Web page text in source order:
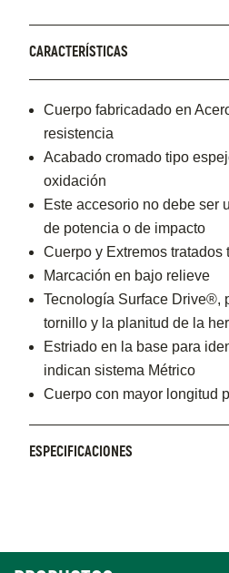
CARACTERÍSTICAS
Cuerpo fabricadado en
resistencia
Acabado cromado tipo
oxidación
Este accesorio no debe ser
de potencia o de impacto
Cuerpo y Extremos tratados
Marcación en bajo relieve
Tecnología Surface Drive®,
tornillo y la planitud de la
Estriado en la base para
indican sistema Métrico
Cuerpo con mayor longitud
ESPECIFICACIONES